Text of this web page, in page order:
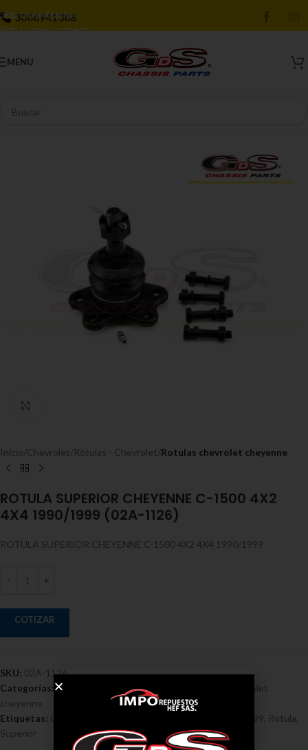
Skip to navigation
Skip to main content
3006941388
MENU
Inicio Chevrolet Rótulas - Chevrolet Rotulas chevrolet cheyenne
ROTULA SUPERIOR CHEYENNE C-1500 4X2
4X4 1990/1999 (02A-1126)
ROTULA SUPERIOR CHEYENNE C-1500 4X2 4X4 1990/1999
COTIZAR
SKU: 02A-1126
Categorías: Chevrolet Rótulas - Chevrolet
Rotulas chevrolet
cheyenne
Etiquetas: Chevrolet Cheyenne C-1500 4X2 4X4 1990/1999 Rotula
Superior